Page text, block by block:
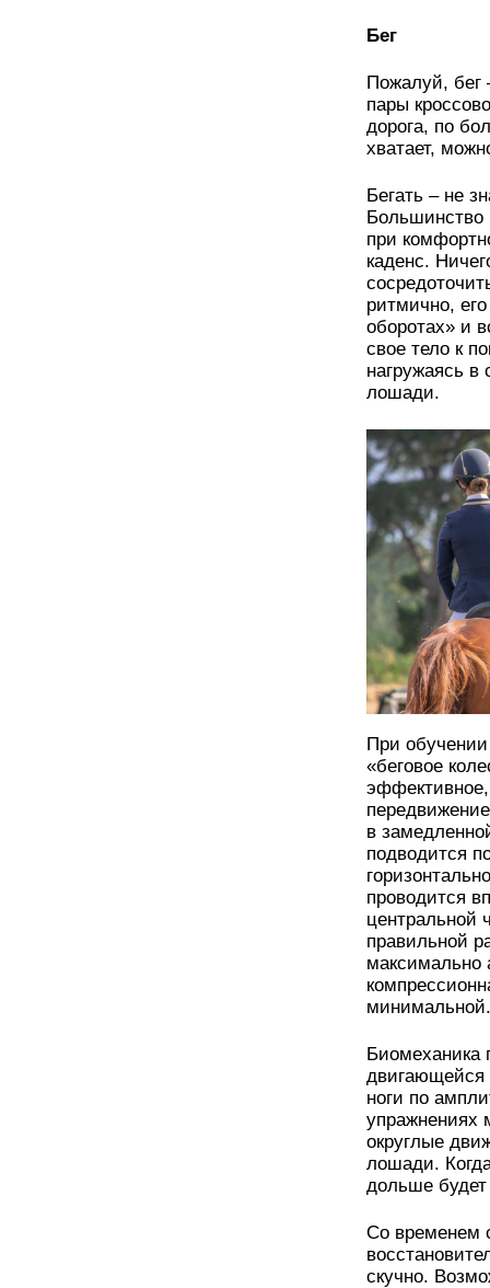
Бег
Пожалуй, бег
пары
дорога, по
хватает,
Бегать – не
Большинство
при
каденс.
ритмично,
оборотах» и
свое тело к
нагружаясь в
лошади.
При обучении
«беговое
эффективное,
в
подводится
проводится
центральной
правильной
максимально
Биомеханика
двигающейся
ноги по
упражнениях
округлые
лошади.
дольше
Со временем
скучно.